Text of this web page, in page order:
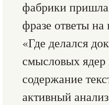
фабрики пришла
фразе ответы
«Где делался
смысловых ядер
содержание
активный